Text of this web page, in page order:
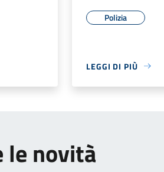
Polizia
LEGGI DI PIÙ
le novità